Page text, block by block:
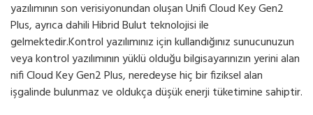
yazılımının son verisiyonundan oluşan Unifi Cloud Key Gen2
Plus, ayrıca dahili Hibrid Bulut teknolojisi ile
gelmektedir.Kontrol yazılımınız için kullandığınız sunucunuzun
veya kontrol yazılımının yüklü olduğu bilgisayarınızın yerini alan
nifi Cloud Key Gen2 Plus, neredeyse hiç bir fiziksel alan
işgalinde bulunmaz ve oldukça düşük enerji tüketimine sahiptir.